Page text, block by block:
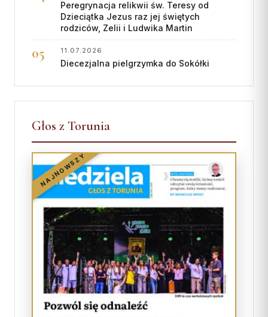
Peregrynacja relikwii św. Teresy od
Dzieciątka Jezus raz jej świętych
rodziców, Zelii i Ludwika Martin
11.07.2026
Diecezjalna pielgrzymka do Sokółki
Głos z Torunia
NAJNOWSZY